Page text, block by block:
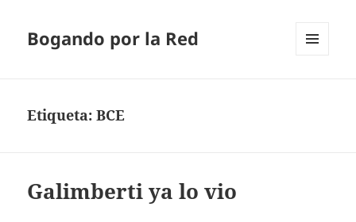
Bogando por la Red
Etiqueta:BCE
Galimberti ya lo vio